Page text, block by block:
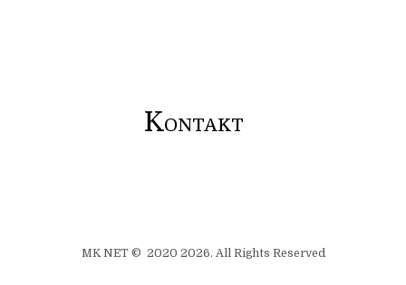
KONTAKT
MK NET © 2020 2026. All Rights Reserved